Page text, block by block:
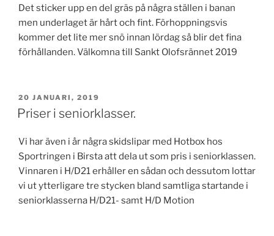
Det sticker upp en del gräs på några ställen i banan
men underlaget är hårt och fint. Förhoppningsvis
kommer det lite mer snö innan lördag så blir det fina
förhållanden. Välkomna till Sankt Olofsrännet 2019
PUBLICERAT
20 JANUARI, 2019
Priser i seniorklasser.
Vi har även i år några skidslipar med Hotbox hos
Sportringen i Birsta att dela ut som pris i seniorklassen.
Vinnaren i H/D21 erhåller en sådan och dessutom lottar
vi ut ytterligare tre stycken bland samtliga startande i
seniorklasserna H/D21- samt H/D Motion